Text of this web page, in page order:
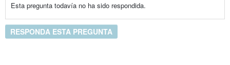
Esta pregunta todavía no ha sido respondida.
RESPONDA ESTA PREGUNTA